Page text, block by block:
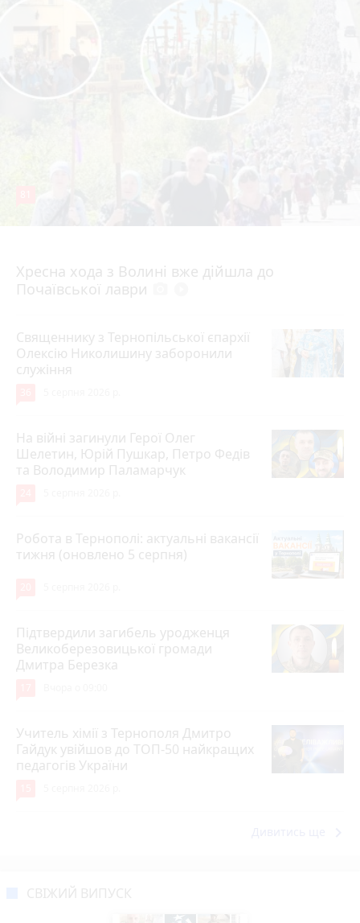
Хресна хода з Волині вже дійшла до
Почаївської лаври
Священнику з Тернопільської єпархії
Олексію Николишину заборонили
служіння
На війні загинули Герої Олег
Шелетин, Юрій Пушкар, Петро Федів
та Володимир Паламарчук
Робота в Тернополі: актуальні вакансії
тижня (оновлено 5 серпня)
Підтвердили загибель уродженця
Великоберезовицької громади
Дмитра Березка
Учитель хімії з Тернополя Дмитро
Гайдук увійшов до ТОП-50 найкращих
педагогів України